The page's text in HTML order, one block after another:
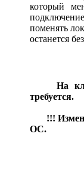
который
поменять
останется
На
требуется.
!!!
ОС.